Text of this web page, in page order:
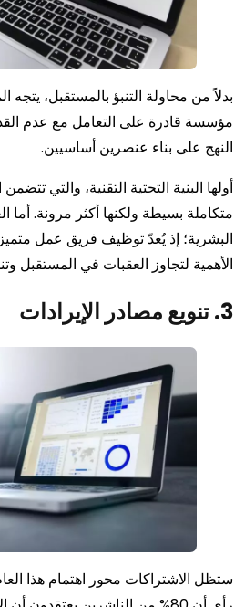
بدلاً من محاولة التنبؤ بالمستقبل، يتجه
مؤسسة قادرة على التعامل مع عدم
النهج على بناء عنصرين أساسيين.
أولها البنية التحتية التقنية، والتي
متكاملة بسيطة ولكنها أكثر مرونة. أما
البشرية؛ إذ يُعدّ توظيف فريق عمل
الأهمية لتجاوز العقبات في المستقبل
3. تنويع مصادر الإيرادات
ستظل الاشتراكات محور اهتمام هذا